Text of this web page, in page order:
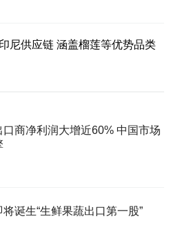
尼供应链 涵盖榴莲等优势品类
口商净利润大增近60% 中国市场
诞生“生鲜果蔬出口第一股”